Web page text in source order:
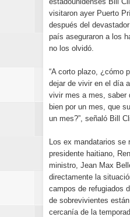
visitaron ayer Puerto
después del
país aseguraron a los
no los olvidó.
“A corto plazo, ¿cómo
dejar de vivir en el día
vivir mes a mes, saber
bien por un mes, que
un mes?”, señaló Bill
Los ex mandatarios se
presidente haitiano,
ministro, Jean Max
directamente la
campos de refugiados
de sobrevivientes
cercanía de la